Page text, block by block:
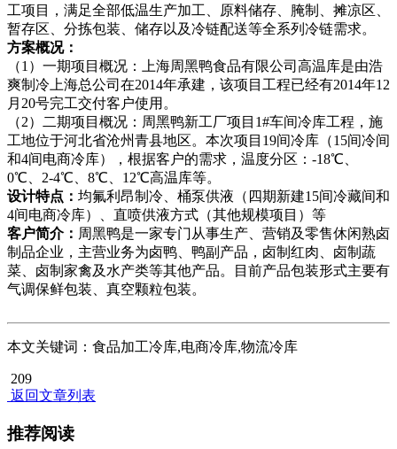
工项目，满足全部低温生产加工、原料储存、腌制、摊凉区、
暂存区、分拣包装、储存以及冷链配送等全系列冷链需求。
方案概况：
（1）一期项目概况：上海周黑鸭食品有限公司高温库是由浩
爽制冷上海总公司在2014年承建，该项目工程已经有2014年12
月20号完工交付客户使用。
（2）二期项目概况：周黑鸭新工厂项目1#车间冷库工程，施
工地位于河北省沧州青县地区。本次项目19间冷库（15间冷间
和4间电商冷库），根据客户的需求，温度分区：-18℃、
0℃、2-4℃、8℃、12℃高温库等。
设计特点： 均氟利昂制冷、桶泵供液（四期新建15间冷藏间和
4间电商冷库）、直喷供液方式（其他规模项目）等
客户简介： 周黑鸭是一家专门从事生产、营销及零售休闲熟卤
制品企业，主营业务为卤鸭、鸭副产品，卤制红肉、卤制蔬
菜、卤制家禽及水产类等其他产品。目前产品包装形式主要有
气调保鲜包装、真空颗粒包装。
本文关键词：食品加工冷库,电商冷库,物流冷库
209
返回文章列表
推荐阅读